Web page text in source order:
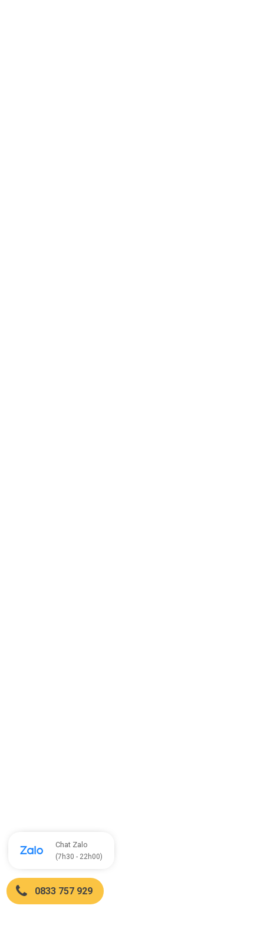
0833 757 929
Chat Zalo
(7h30 - 22h00)